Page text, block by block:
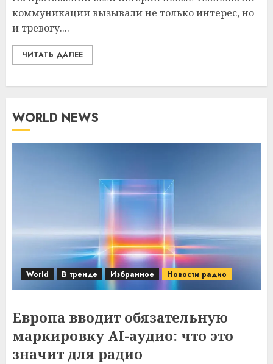
коммуникации вызывали не только интерес, но
и тревогу....
ЧИТАТЬ ДАЛЕЕ
WORLD NEWS
World В тренде Избранное Новости радио
Европа вводит обязательную
маркировку AI-аудио: что это
значит для радио